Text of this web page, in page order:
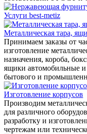
Услуги best-metiz
Металлическая тара,
Принимаем заказы от
изготовление
назначения, короба,
ящики автомобильные и
бытового и
Изготовление корпусов
Производим
для различного
разработку и
чертежам или